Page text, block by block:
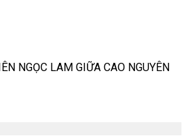
NGỌC LAM GIỮA CAO NGUYÊN